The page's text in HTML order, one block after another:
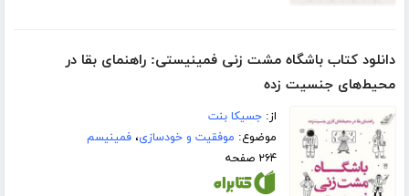
دانلود کتاب باشگاه مشت زنی فمینیستی: راهنمای بقا در
محیط‌های جنسیت‌ زده
از:جسیکا بنت
موضوع: موفقیت و خودسازی،فمینیسم
۲۶۴ صفحه